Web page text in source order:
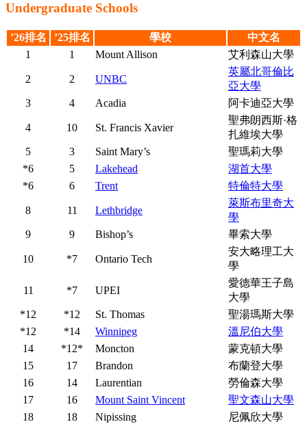
Undergraduate Schools
’26排名 ’25排名 學校
中文名
1
1 Mount Allison 艾利森山大學
2 2 UNBC
英屬北哥倫比
亞大學
3
4 Acadia 阿卡迪亞大學
4 10 St. Francis Xavier
聖弗朗西斯·格
扎維埃大學
5
3 Saint Mary’s
聖瑪莉大學
*6
5 Lakehead
湖首大學
*6
6 Trent 特倫特大學
8 11 Lethbridge
萊斯布里奇大
學
9
9 Bishop’s 畢索大學
10 *7 Ontario Tech
安大略理工大
學
11 *7 UPEI
愛德華王子島
大學
*12
*12 St. Thomas
聖湯瑪斯大學
*12
*14 Winnipeg
溫尼伯大學
14
*12* Moncton
蒙克頓大學
15
17 Brandon
布蘭登大學
16
14 Laurentian
勞倫森大學
17
16 Mount Saint Vincent
聖文森山大學
18
18 Nipissing
尼佩欣大學